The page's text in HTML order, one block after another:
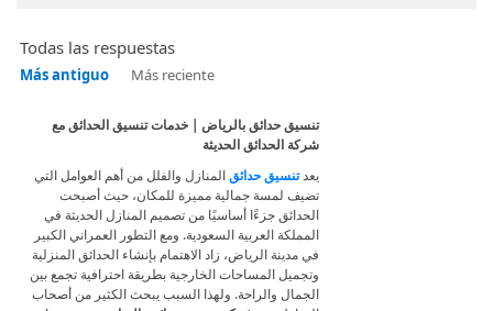
Todas las respuestas
Más antiguo Más reciente
تنسيق حدائق بالرياض | خدمات تنسيق الحدائق مع
شركة الحدائق الحديثة
يعدتنسيق حدائق المنازل والفلل من أهم العوامل التي
تضيف لمسة جمالية مميزة للمكان، حيث أصبحت
الحدائق جزءًا أساسيًا من تصميم المنازل الحديثة في
المملكة العربية السعودية. ومع التطور العمراني الكبير
في مدينة الرياض، زاد الاهتمام بإنشاء الحدائق المنزلية
وتجميل المساحات الخارجية بطريقة احترافية تجمع بين
الجمال والراحة. ولهذا السبب يبحث الكثير من أصحاب